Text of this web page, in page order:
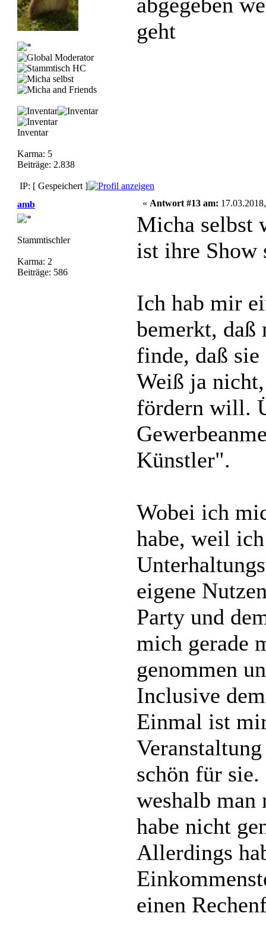
Inventar
Karma: 5
Beiträge: 2.838
geht
IP: [ Gespeichert ]
amb
Stammtischler
Karma: 2
Beiträge: 586
« Antwort #13 am:
Micha selbst
ist ihre Show
Ich hab mir
bemerkt, daß
finde, daß sie
Weiß ja
fördern will.
Künstler".
Wobei ich
habe, weil
eigene
Party und
mich gerade
genommen
Inclusive
Einmal ist
schön für
weshalb man
habe nicht
Allerdings
einen